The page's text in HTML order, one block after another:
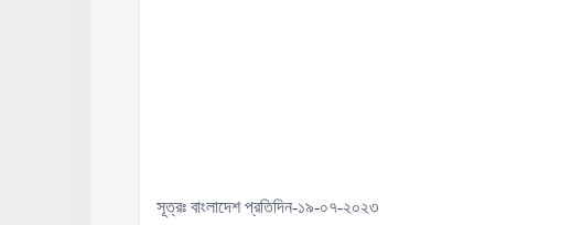
সূত্রঃ বাংলাদেশ প্রতিদিন-১৯-০৭-২০২৩